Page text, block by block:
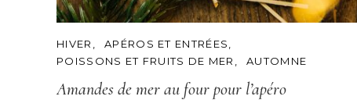
C
A
T
G
HIVER
APÉROS ET ENTRÉES
POISSONS ET FRUITS DE MER
AUTOMNE
Amandes de mer au four pour l’apéro